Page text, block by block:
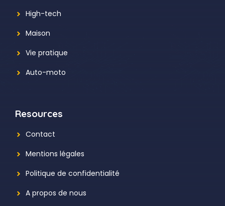
High-tech
Maison
Vie pratique
Auto-moto
Resources
Contact
Mentions légales
Politique de confidentialité
A propos de nous